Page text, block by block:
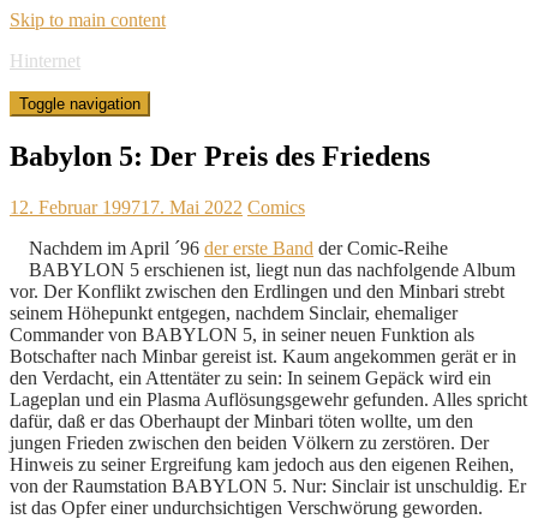
Skip to main content
Hinternet
Toggle navigation
Babylon 5: Der Preis des Friedens
12. Februar 199717. Mai 2022 Comics
Nachdem im April ´96 der erste Band der Comic-Reihe
BABYLON 5 erschienen ist, liegt nun das nachfolgende Album
vor. Der Konflikt zwischen den Erdlingen und den Minbari strebt
seinem Höhepunkt entgegen, nachdem Sinclair, ehemaliger
Commander von BABYLON 5, in seiner neuen Funktion als
Botschafter nach Minbar gereist ist. Kaum angekommen gerät er in
den Verdacht, ein Attentäter zu sein: In seinem Gepäck wird ein
Lageplan und ein Plasma Auflösungsgewehr gefunden. Alles spricht
dafür, daß er das Oberhaupt der Minbari töten wollte, um den
jungen Frieden zwischen den beiden Völkern zu zerstören. Der
Hinweis zu seiner Ergreifung kam jedoch aus den eigenen Reihen,
von der Raumstation BABYLON 5. Nur: Sinclair ist unschuldig. Er
ist das Opfer einer undurchsichtigen Verschwörung geworden.